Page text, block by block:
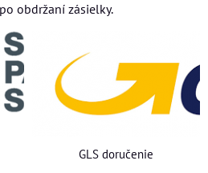
obdržaní zásielky.
GLS doručenie